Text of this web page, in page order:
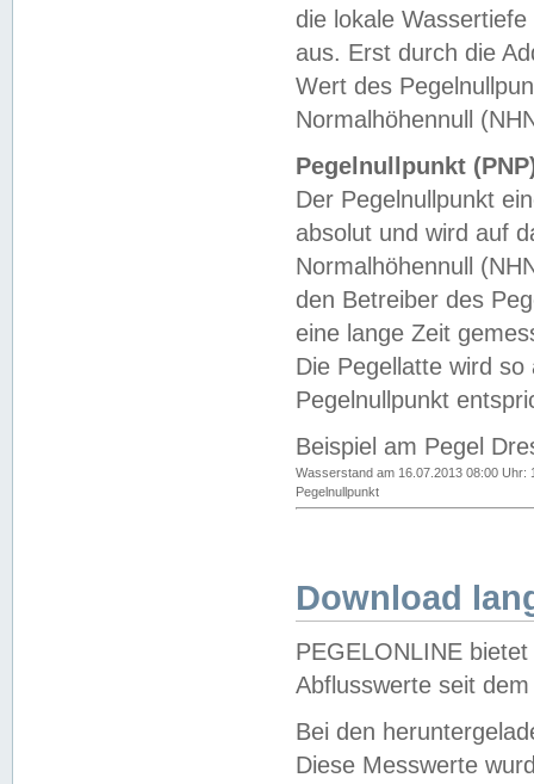
die lokale
aus. Erst durch die
Wert des
Normalhöhennull
Pegelnullpunkt
Der Pegelnullpunkt
absolut und wird auf
Normalhöhennull
den Betreiber des
eine lange Zeit
Die Pegellatte wird
Pegelnullpunkt
Beispiel am Pegel
Wasserstand am 16.07.2013 08:00 Uhr:
Pegelnullpunkt
Download
PEGELONLINE
Abflusswerte seit
Bei den
Diese Messwerte